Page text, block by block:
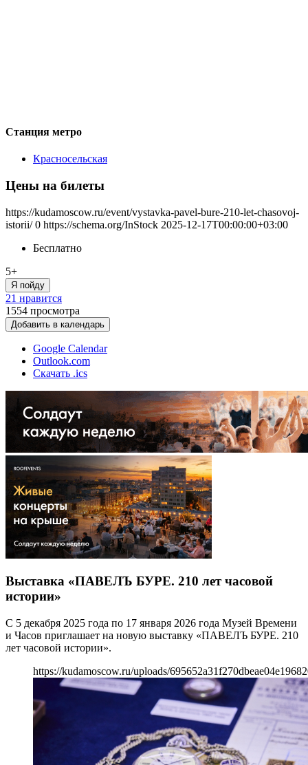
Станция метро
Красносельская
Цены на билеты
https://kudamoscow.ru/event/vystavka-pavel-bure-210-let-chasovoj-
istorii/ 0 https://schema.org/InStock 2025-12-17T00:00:00+03:00
Бесплатно
5+
Я пойду
21 нравится
1554 просмотра
Добавить в календарь
Google Calendar
Outlook.com
Скачать .ics
Выставка «ПАВЕЛЪ БУРЕ. 210 лет часовой
истории»
С 5 декабря 2025 года по 17 января 2026 года Музей Времени
и Часов приглашает на новую выставку «ПАВЕЛЪ БУРЕ. 210
лет часовой истории».
https://kudamoscow.ru/uploads/